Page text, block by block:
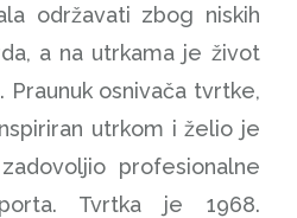
održavati zbog niskih
a na utrkama je život
Praunuk osnivača tvrtke,
utrkom i želio je
profesionalne
Tvrtka je 1968.